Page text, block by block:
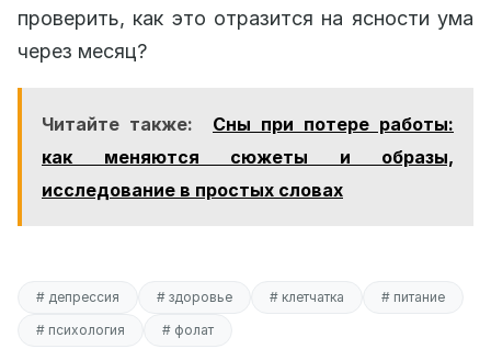
проверить, как это отразится на ясности ума
через месяц?
Читайте также:
Сны при потере работы:
как меняются сюжеты и образы,
исследование в простых словах
# депрессия # здоровье # клетчатка
# питание
# психология
# фолат